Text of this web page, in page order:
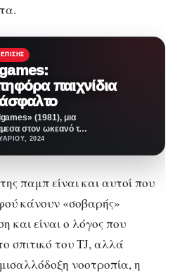
παιχνίδια
(1981), μια
στον ωκεανό των
ταινιών που
2024
παμπ είναι και αυτοί που
κάνουν «σοβαρής»
και είναι ο λόγος που
σπιτικό του TJ, αλλά
νοοτροπία, η